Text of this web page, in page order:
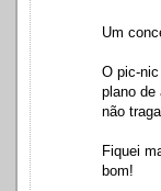
Um
O pic-
plano de
não
Fiquei
bom!